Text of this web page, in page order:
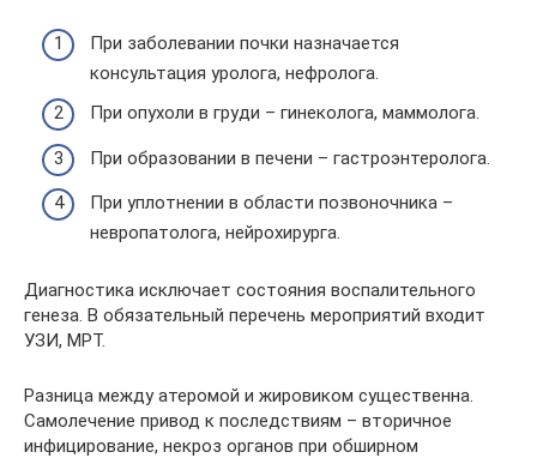
При заболевании почки назначается
консультация уролога, нефролога.
При опухоли в груди – гинеколога, маммолога.
При образовании в печени – гастроэнтеролога.
При уплотнении в области позвоночника –
невропатолога, нейрохирурга.
Диагностика исключает состояния воспалительного
генеза. В обязательный перечень мероприятий входит
УЗИ, МРТ.
Разница между атеромой и жировиком существенна.
Самолечение привод к последствиям – вторичное
инфицирование, некроз органов при обширном